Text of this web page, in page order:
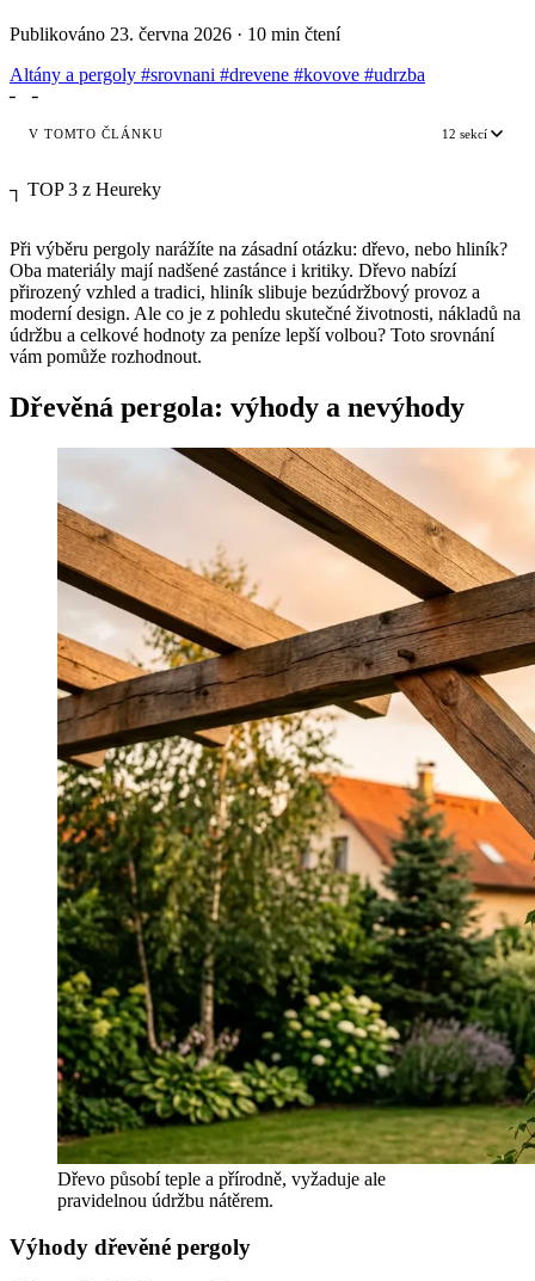
Publikováno 23. června 2026 · 10 min čtení
Altány a pergoly #srovnani #drevene #kovove #udrzba
╴
╶
V TOMTO ČLÁNKU 12 sekcí
┐ TOP 3 z Heureky
Při výběru pergoly narážíte na zásadní otázku: dřevo, nebo hliník?
Oba materiály mají nadšené zastánce i kritiky. Dřevo nabízí
přirozený vzhled a tradici, hliník slibuje bezúdržbový provoz a
moderní design. Ale co je z pohledu skutečné životnosti, nákladů na
údržbu a celkové hodnoty za peníze lepší volbou? Toto srovnání
vám pomůže rozhodnout.
Dřevěná pergola: výhody a nevýhody
Dřevo působí teple a přírodně, vyžaduje ale
pravidelnou údržbu nátěrem.
Výhody dřevěné pergoly